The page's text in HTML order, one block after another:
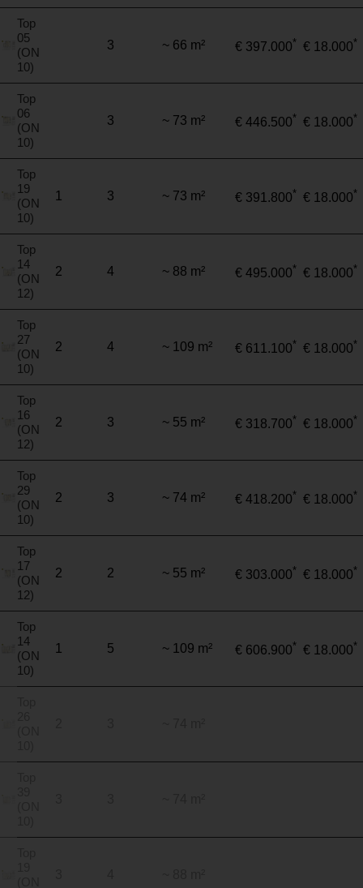
Top
05
(ON
10)
3 ~ 66 m² € 397.000* € 18.000*
Top
06
(ON
10)
3 ~ 73 m² € 446.500* € 18.000*
Top
19
(ON
10)
1 3 ~ 73 m² € 391.800* € 18.000*
Top
14
(ON
12)
2 4 ~ 88 m² € 495.000* € 18.000*
Top
27
(ON
10)
2 4 ~ 109 m² € 611.100* € 18.000*
Top
16
(ON
12)
2 3 ~ 55 m² € 318.700* € 18.000*
Top
29
(ON
10)
2 3 ~ 74 m² € 418.200* € 18.000*
Top
17
(ON
12)
2 2 ~ 55 m² € 303.000* € 18.000*
Top
14
(ON
10)
1 5 ~ 109 m² € 606.900* € 18.000*